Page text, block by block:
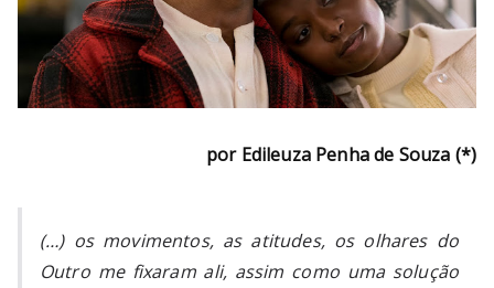
por Edileuza Penha de Souza (*)
(…) os movimentos, as atitudes, os olhares do
Outro me fixaram ali, assim como uma solução